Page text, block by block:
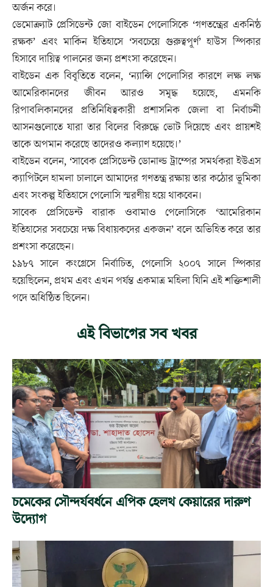
অর্জন করে।
ডেমোক্র্যাট প্রেসিডেন্ট জো বাইডেন পেলোসিকে ‘গণতন্ত্রের একনিষ্ঠ
রক্ষক’ এবং মার্কিন ইতিহাসে ‘সবচেয়ে গুরুত্বপূর্ণ’ হাউস স্পিকার
হিসাবে দায়িত্ব পালনের জন্য প্রশংসা করেছেন।
বাইডেন এক বিবৃতিতে বলেন, ‘ন্যান্সি পেলোসির কারণে লক্ষ লক্ষ
আমেরিকানদের জীবন আরও সমৃদ্ধ হয়েছে, এমনকি
রিপাবলিকানদের প্রতিনিধিত্বকারী প্রশাসনিক জেলা বা নির্বাচনী
আসনগুলোতে যারা তার বিলের বিরুদ্ধে ভোট দিয়েছে এবং প্রায়শই
তাকে অপমান করেছে তাদেরও কল্যাণ হয়েছে।’
বাইডেন বলেন, ‘সাবেক প্রেসিডেন্ট ডোনাল্ড ট্রাম্পের সমর্থকরা ইউএস
ক্যাপিটলে হামলা চালালে আমাদের গণতন্ত্র রক্ষায় তার কঠোর ভূমিকা
এবং সংকল্প ইতিহাসে পেলোসি স্মরণীয় হয়ে থাকবেন।
সাবেক প্রেসিডেন্ট বারাক ওবামাও পেলোসিকে ‘আমেরিকান
ইতিহাসের সবচেয়ে দক্ষ বিধায়কদের একজন’ বলে অভিহিত করে তার
প্রশংসা করেছেন।
১৯৮৭ সালে কংগ্রেসে নির্বাচিত, পেলোসি ২০০৭ সালে স্পিকার
হয়েছিলেন, প্রথম এবং এখন পর্যন্ত একমাত্র মহিলা যিনি এই শক্তিশালী
পদে অধিষ্ঠিত ছিলেন।
এই বিভাগের সব খবর
চমেকের সৌন্দর্যবর্ধনে এপিক হেলথ কেয়ারের দারুণ
উদ্যোগ